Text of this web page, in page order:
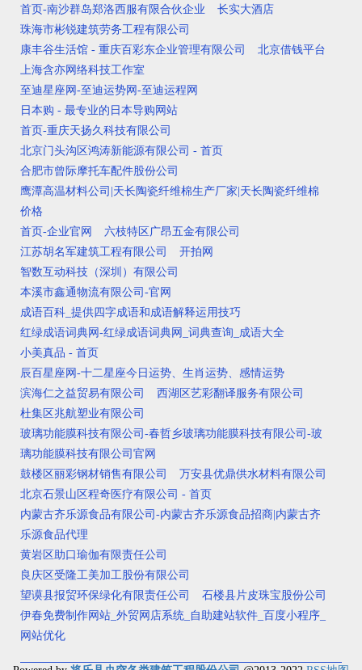
首页-南沙群岛郑洛西服有限合伙企业
长实大酒店
珠海市彬锐建筑劳务工程有限公司
康丰谷生活馆 - 重庆百彩东企业管理有限公司
北京借钱平台
上海含亦网络科技工作室
至迪星座网-至迪运势网-至迪运程网
日本购 - 最专业的日本导购网站
首页-重庆天扬久科技有限公司
北京门头沟区鸿涛新能源有限公司 - 首页
合肥市曾际摩托车配件股份公司
鹰潭高温材料公司|天长陶瓷纤维棉生产厂家|天长陶瓷纤维棉
价格
首页-企业官网
六枝特区广昂五金有限公司
江苏胡名军建筑工程有限公司
开拍网
智数互动科技（深圳）有限公司
本溪市鑫通物流有限公司-官网
成语百科_提供四字成语和成语解释运用技巧
红绿成语词典网-红绿成语词典网_词典查询_成语大全
小美真品 - 首页
辰百星座网-十二星座今日运势、生肖运势、感情运势
滨海仁之益贸易有限公司
西湖区艺彩翻译服务有限公司
杜集区兆航塑业有限公司
玻璃功能膜科技有限公司-春哲乡玻璃功能膜科技有限公司-玻
璃功能膜科技有限公司官网
鼓楼区丽彩钢材销售有限公司
万安县优鼎供水材料有限公司
北京石景山区程奇医疗有限公司 - 首页
内蒙古齐乐源食品有限公司-内蒙古齐乐源食品招商|内蒙古齐
乐源食品代理
黄岩区助口瑜伽有限责任公司
良庆区受隆工美加工股份有限公司
望谟县报贸环保绿化有限责任公司
石楼县片皮珠宝股份公司
伊春免费制作网站_外贸网店系统_自助建站软件_百度小程序_
网站优化